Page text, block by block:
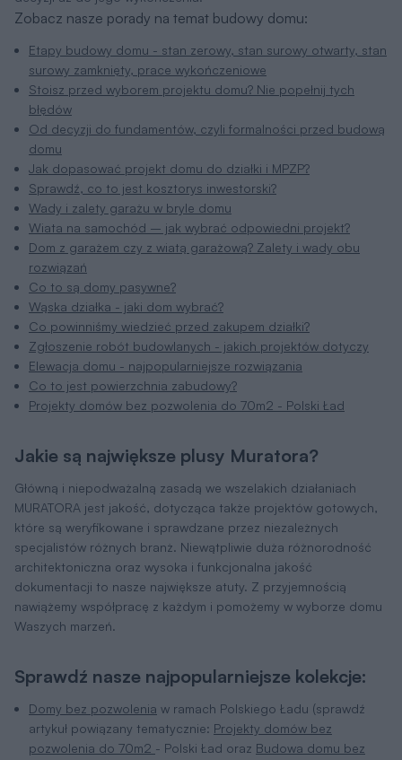
Zobacz nasze porady na temat budowy domu:
Etapy budowy domu - stan zerowy, stan surowy otwarty, stan
surowy zamknięty, prace wykończeniowe
Stoisz przed wyborem projektu domu? Nie popełnij tych
błędów
Od decyzji do fundamentów, czyli formalności przed budową
domu
Jak dopasować projekt domu do działki i MPZP?
Sprawdź, co to jest kosztorys inwestorski?
Wady i zalety garażu w bryle domu
Wiata na samochód – jak wybrać odpowiedni projekt?
Dom z garażem czy z wiatą garażową? Zalety i wady obu
rozwiązań
Co to są domy pasywne?
Wąska działka - jaki dom wybrać?
Co powinniśmy wiedzieć przed zakupem działki?
Zgłoszenie robót budowlanych - jakich projektów dotyczy
Elewacja domu - najpopularniejsze rozwiązania
Co to jest powierzchnia zabudowy?
Projekty domów bez pozwolenia do 70m2 - Polski Ład
Jakie są największe plusy Muratora?
Główną i niepodważalną zasadą we wszelakich działaniach
MURATORA jest jakość, dotycząca także projektów gotowych,
które są weryfikowane i sprawdzane przez niezależnych
specjalistów różnych branż. Niewątpliwie duża różnorodność
architektoniczna oraz wysoka i funkcjonalna jakość
dokumentacji to nasze największe atuty. Z przyjemnością
nawiążemy współpracę z każdym i pomożemy w wyborze domu
Waszych marzeń.
Sprawdź nasze najpopularniejsze kolekcje:
Domy bez pozwolenia w ramach Polskiego Ładu (sprawdź
artykuł powiązany tematycznie: Projekty domów bez
pozwolenia do 70m2 - Polski Ład oraz Budowa domu bez